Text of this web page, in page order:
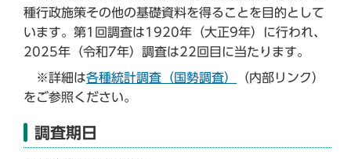
種行政施策その他の基礎資料を得ることを目的として
います。第1回調査は1920年（大正9年）に行われ、
2025年（令和7年）調査は22回目に当たります。
※詳細は各種統計調査（国勢調査）
（内部リンク）
をご参照ください。
調査期日